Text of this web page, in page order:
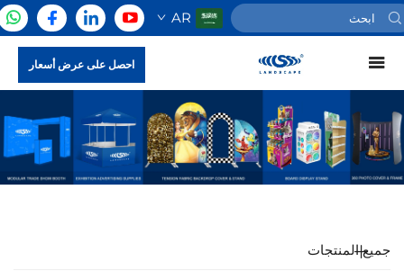
AR
احصل على عرض أسعار
جميع المنتجات